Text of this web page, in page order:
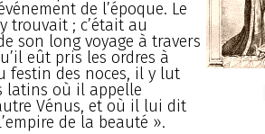
de l’époque. Le
trouvait ; c’était au
son long voyage à travers
eût pris les ordres à
festin des noces, il y lut
latins où il appelle
Vénus, et où il lui dit
de la beauté ».